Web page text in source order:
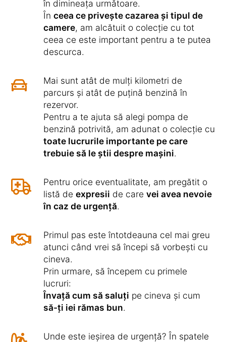
în dimineața următoare.
În ceea ce privește cazarea și tipul de
camere, am alcătuit o colecție cu tot
ceea ce este important pentru a te putea
descurca.
Mai sunt atât de mulți kilometri de
parcurs și atât de puțină benzină în
rezervor.
Pentru a te ajuta să alegi pompa de
benzină potrivită, am adunat o colecție cu
toate lucrurile importante pe care
trebuie să le știi despre mașini.
Pentru orice eventualitate, am pregătit o
listă de expresii de care vei avea nevoie
în caz de urgență.
Primul pas este întotdeauna cel mai greu
atunci când vrei să începi să vorbești cu
cineva.
Prin urmare, să începem cu primele
lucruri:
Învață cum să saluți pe cineva și cum
să-ți iei rămas bun.
Unde este ieșirea de urgență? În spatele